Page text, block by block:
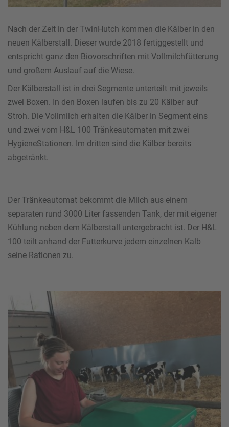
Nach der Zeit in der TwinHutch kommen die Kälber in den
neuen Kälberstall. Dieser wurde 2018 fertiggestellt und
entspricht ganz den Biovorschriften mit Vollmilchfütterung
und großem Auslauf auf die Wiese.
Der Kälberstall ist in drei Segmente unterteilt mit jeweils
zwei Boxen. In den Boxen laufen bis zu 20 Kälber auf
Stroh. Die Vollmilch erhalten die Kälber in Segment eins
und zwei vom H&L 100 Tränkeautomaten mit zwei
HygieneStationen. Im dritten sind die Kälber bereits
abgetränkt.
Der Tränkeautomat bekommt die Milch aus einem
separaten rund 3000 Liter fassenden Tank, der mit eigener
Kühlung neben dem Kälberstall untergebracht ist. Der H&L
100 teilt anhand der Futterkurve jedem einzelnen Kalb
seine Rationen zu.